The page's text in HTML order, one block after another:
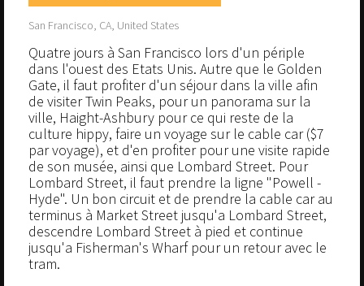
San Francisco, CA, United States
Quatre jours à San Francisco lors d'un périple
dans l'ouest des Etats Unis. Autre que le Golden
Gate, il faut profiter d'un séjour dans la ville afin
de visiter Twin Peaks, pour un panorama sur la
ville, Haight-Ashbury pour ce qui reste de la
culture hippy, faire un voyage sur le cable car ($7
par voyage), et d'en profiter pour une visite rapide
de son musée, ainsi que Lombard Street. Pour
Lombard Street, il faut prendre la ligne "Powell -
Hyde". Un bon circuit et de prendre la cable car au
terminus à Market Street jusqu'a Lombard Street,
descendre Lombard Street à pied et continue
jusqu'a Fisherman's Wharf pour un retour avec le
tram.